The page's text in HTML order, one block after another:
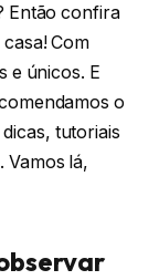
Então confira
Com
e únicos. E
o
tutoriais
Vamos lá,